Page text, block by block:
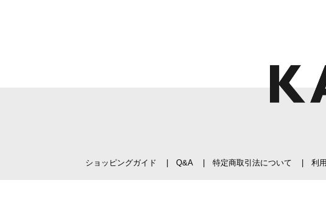
ショッピングガイド Q&A 特定商取引法について 利